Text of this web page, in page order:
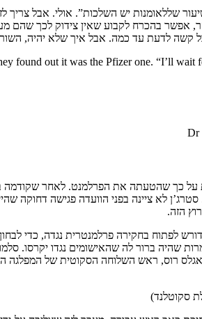
שללאומנות יש השלכות”. אולי. אבל צריך
אפשר בהכרח לקבוע שאין צידוק לכך שהם
קשה לדעת עד כמה. אבל איך שלא יהיה,
found out it was the Pfizer one. “I’ll wait
כך שהטעתה את הפרלמנט. לאחר שקודמה
לא ציינה בפני הוועדה פגישה
הזה.
לפתוח בחקירה פרלמנטרית נגדה, כדי
שהיה ברור לה שהאישומים נגדו יקרסו.
רוס, ראש השלוחה הסקוטית של המפלגה
סקוטלנד)